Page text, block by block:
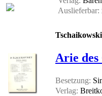
Auslieferbar:
Arie
Besetzung:
Verlag: